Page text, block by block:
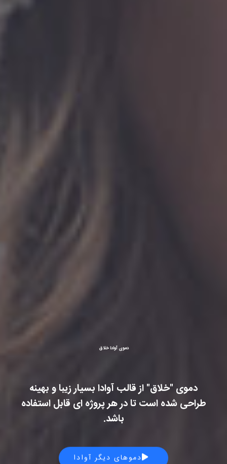
دموی آوادا خلاق
دموی "خلاق" از قالب آوادا بسیار زیبا و بهینه
طراحی شده است تا در هر پروژه ای قابل استفاده
باشد.
دموهای دیگر آوادا